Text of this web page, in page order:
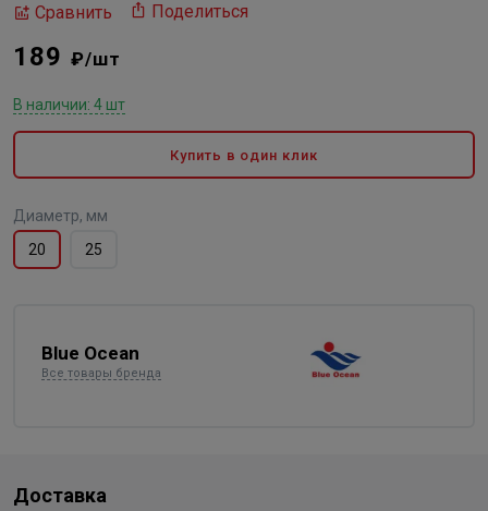
Сравнить Поделиться
189 ₽/шт
В наличии: 4 шт
Купить в один клик
Диаметр, мм
20
25
Blue Ocean
Все товары бренда
Доставка